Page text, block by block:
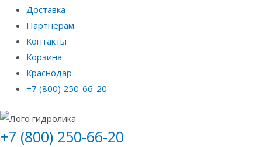
Доставка
Партнерам
Контакты
Корзина
Краснодар
+7 (800) 250-66-20
+7 (800) 250-66-20